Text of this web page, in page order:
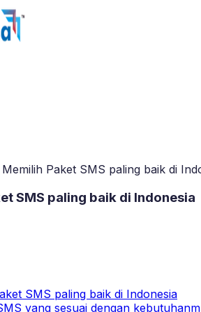
Paket SMS paling baik di
SMS paling baik di Indonesia
SMS paling baik di Indonesia
yang sesuai dengan